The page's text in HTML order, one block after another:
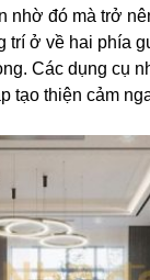
nhờ đó mà trở
trí ở về hai phía
Các dụng cụ
tạo thiện cảm